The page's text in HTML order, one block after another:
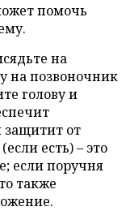
помочь
на
на позвоночник
голову и
от
есть) – это
если поручня
также